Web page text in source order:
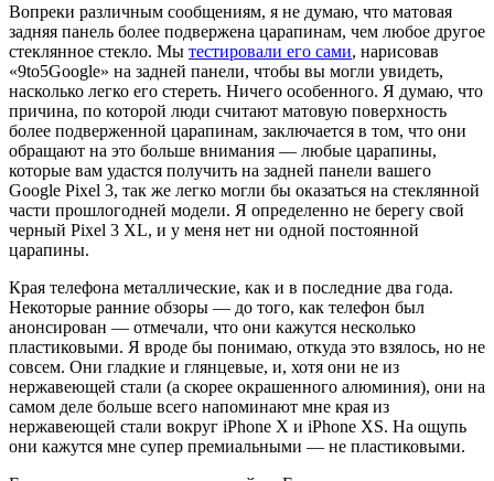
Вопреки различным сообщениям, я не думаю, что матовая
задняя панель более подвержена царапинам, чем любое другое
стеклянное стекло. Мы тестировали его сами, нарисовав
«9to5Google» на задней панели, чтобы вы могли увидеть,
насколько легко его стереть. Ничего особенного. Я думаю, что
причина, по которой люди считают матовую поверхность
более подверженной царапинам, заключается в том, что они
обращают на это больше внимания — любые царапины,
которые вам удастся получить на задней панели вашего
Google Pixel 3, так же легко могли бы оказаться на стеклянной
части прошлогодней модели. Я определенно не берегу свой
черный Pixel 3 XL, и у меня нет ни одной постоянной
царапины.
Края телефона металлические, как и в последние два года.
Некоторые ранние обзоры — до того, как телефон был
анонсирован — отмечали, что они кажутся несколько
пластиковыми. Я вроде бы понимаю, откуда это взялось, но не
совсем. Они гладкие и глянцевые, и, хотя они не из
нержавеющей стали (а скорее окрашенного алюминия), они на
самом деле больше всего напоминают мне края из
нержавеющей стали вокруг iPhone X и iPhone XS. На ощупь
они кажутся мне супер премиальными — не пластиковыми.